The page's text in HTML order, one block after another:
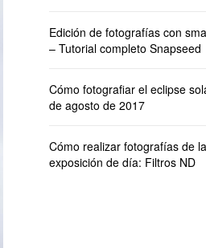
Edición de fotografías con
– Tutorial completo Snapseed
Cómo fotografiar el eclipse
de agosto de 2017
Cómo realizar fotografías de
exposición de día: Filtros ND